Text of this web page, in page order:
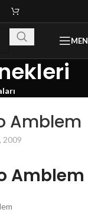
Amblem
2009
Amblem